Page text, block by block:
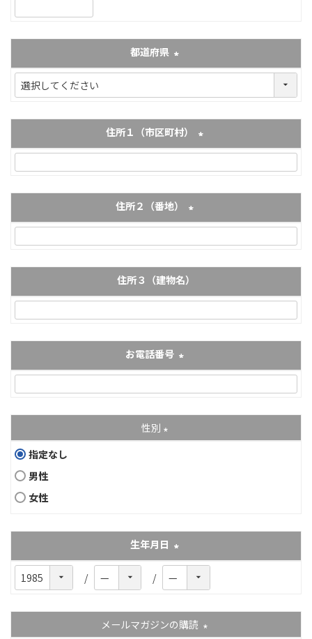
都道府県
(必須)
住所１（市区町村）
(必須)
住所２（番地）
(必須)
住所３（建物名）
お電話番号
(必須)
性別
指定なし
男性
女性
生年月日
(必須)
メールマガジンの購読